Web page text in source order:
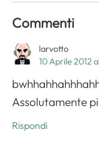
Commenti
larvotto
10 Aprile 2012
Assolutamente
Rispondi